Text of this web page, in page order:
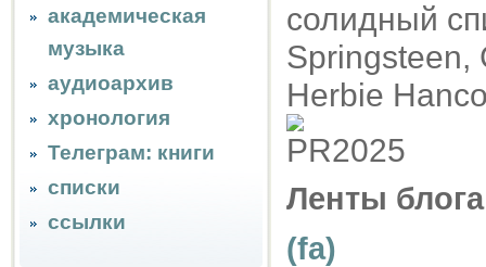
академическая
музыка
аудиоархив
хронология
Телеграм: книги
списки
ссылки
солидный
Springsteen,
Herbie
Ленты
(fa)